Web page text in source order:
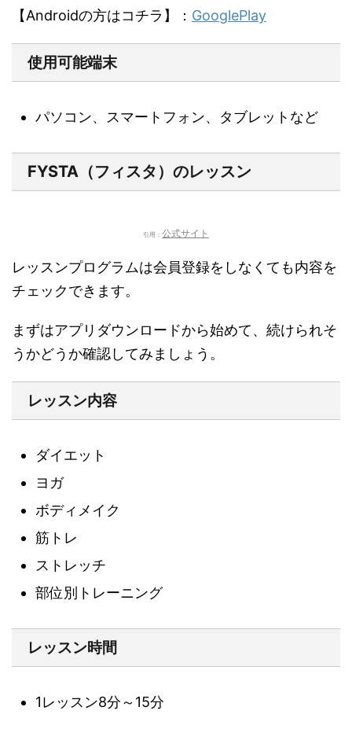
【Androidの方はコチラ】： GooglePlay
使用可能端末
パソコン、スマートフォン、タブレットなど
FYSTA（フィスタ）のレッスン
引用： 公式サイト
レッスンプログラムは会員登録をしなくても内容を
チェックできます。
まずはアプリダウンロードから始めて、続けられそ
うかどうか確認してみましょう。
レッスン内容
ダイエット
ヨガ
ボディメイク
筋トレ
ストレッチ
部位別トレーニング
レッスン時間
1レッスン8分～15分